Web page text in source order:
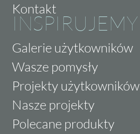
Kontakt
INSPIRUJEMY
Galerie użytkowników
Wasze pomysły
Projekty użytkowników
Nasze projekty
Polecane produkty